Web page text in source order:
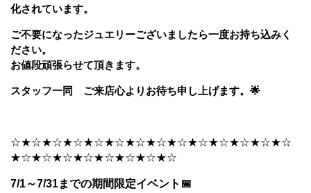
化されています。
ご不要になったジュエリーございましたら一度お持ち込みく
ださい。
お値段頑張らせて頂きます。
スタッフ一同 ご来店心よりお待ち申し上げます。🌟
☆★☆★☆★☆★☆★☆★☆★☆★☆★☆★☆★☆★☆★☆
★☆★☆★☆★☆★☆★☆★☆★☆
7/1～7/31までの期間限定イベント📅